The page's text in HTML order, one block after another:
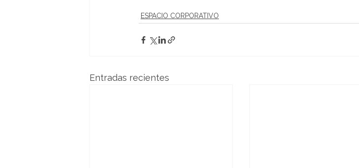
ESPACIO CORPORATIVO
Entradas recientes